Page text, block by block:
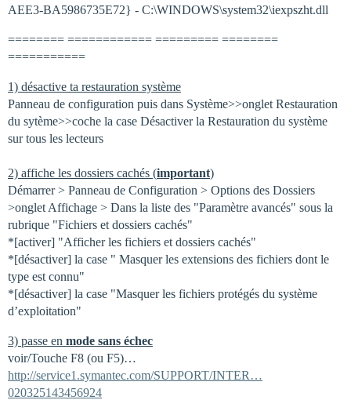
AEE3-BA5986735E72} - C:\WINDOWS\system32\iexpszht.dll
======== ============ ========= ========
===========
1) désactive ta restauration système
Panneau de configuration puis dans Système>>onglet Restauration
du sytème>>coche la case Désactiver la Restauration du système
sur tous les lecteurs
2) affiche les dossiers cachés (important)
Démarrer > Panneau de Configuration > Options des Dossiers
>onglet Affichage > Dans la liste des "Paramètre avancés" sous la
rubrique "Fichiers et dossiers cachés"
*[activer] "Afficher les fichiers et dossiers cachés"
*[désactiver] la case " Masquer les extensions des fichiers dont le
type est connu"
*[désactiver] la case "Masquer les fichiers protégés du système
d’exploitation"
3) passe en mode sans échec
voir/Touche F8 (ou F5)…
http://service1.symantec.com/SUPPORT/INTER…
020325143456924